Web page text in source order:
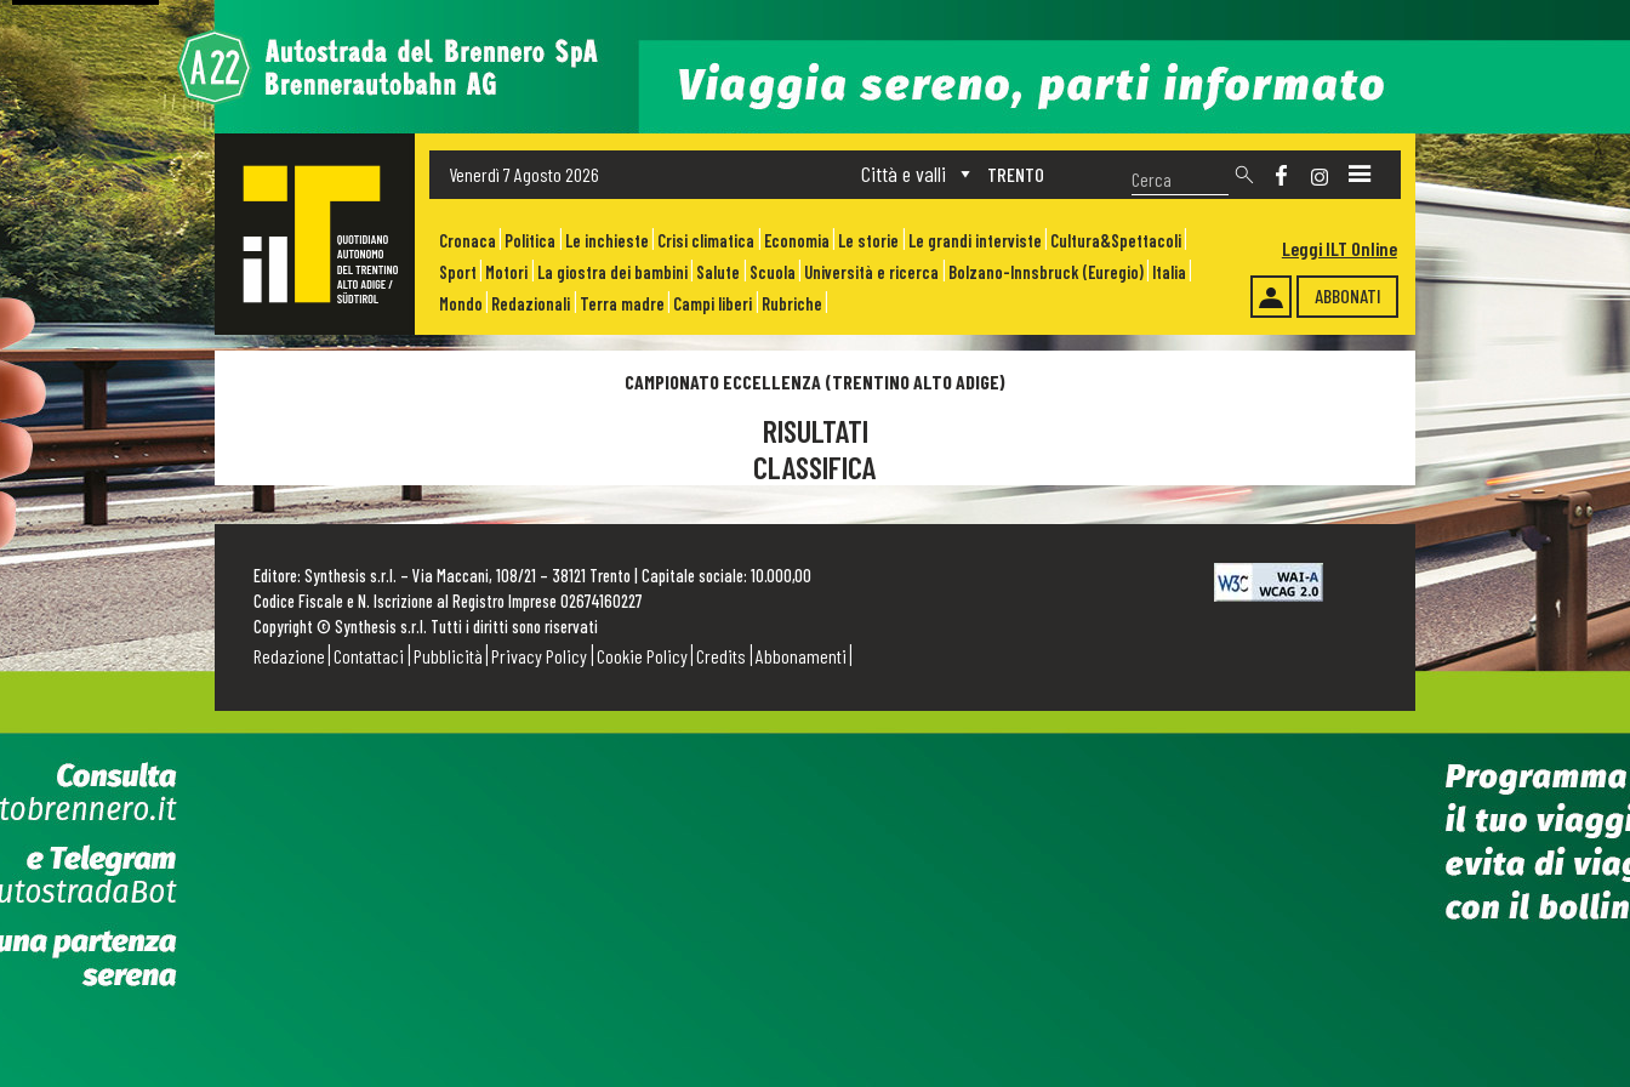
Venerdì 7 Agosto 2026 TRENTO
Città e valli
Cronaca Politica Le inchieste Crisi climatica Economia Le storie Le grandi interviste Cultura&Spettacoli
Sport Motori La giostra dei bambini Salute Scuola Università e ricerca Bolzano-Innsbruck (Euregio) Italia
Mondo Redazionali Terra madre Campi liberi Rubriche ABBONATI
Leggi ILT Online
CAMPIONATO ECCELLENZA (TRENTINO ALTO ADIGE)
RISULTATI
CLASSIFICA
Editore: Synthesis s.r.l. – Via Maccani, 108/21 – 38121 Trento | Capitale sociale: 10.000,00
Codice Fiscale e N. Iscrizione al Registro Imprese 02674160227
Copyright © Synthesis s.r.l. Tutti i diritti sono riservati
Redazione Contattaci Pubblicità Privacy Policy Cookie Policy Credits Abbonamenti